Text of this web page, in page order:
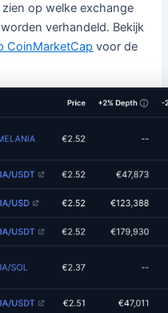
op welke exchange
verhandeld. Bekijk
CoinMarketCap voor de